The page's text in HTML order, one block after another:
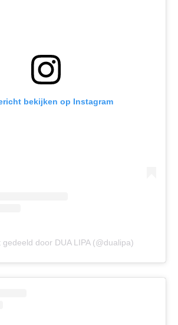
bekijken op Instagram
gedeeld door DUA LIPA (@dualipa)